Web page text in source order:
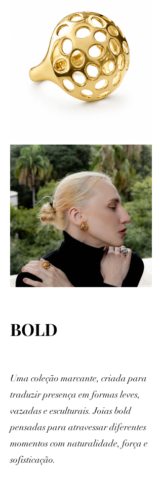
BOLD
Uma coleção marcante, criada para
traduzir presença em formas leves,
vazadas e esculturais. Joias bold
pensadas para atravessar diferentes
momentos com naturalidade, força e
sofisticação.